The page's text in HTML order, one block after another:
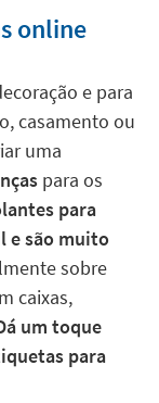
online
e para
casamento ou
uma
para os
para
e são muito
sobre
caixas,
um toque
para